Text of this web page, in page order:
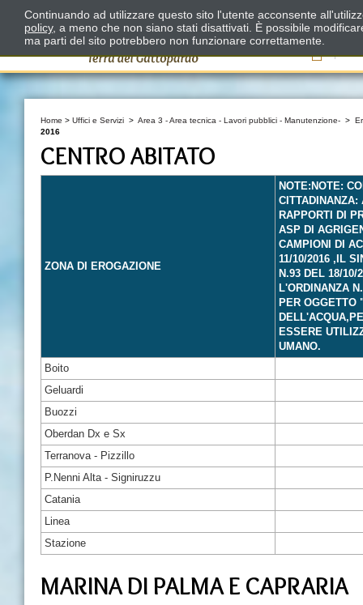
Il
Home > Uffici e Servizi > Area 3 - Area tecnica - Lavori pubblici - Manutenzione- >
2016
CENTRO ABITATO
ZONA DI EROGAZIONE
NOTE:NOTE:
RAPPORTI DI
ASP DI
CAMPIONI DI
11/10/2016 ,IL
N.93 DEL 18/10/
L'ORDINANZA
PER OGGETTO
ESSERE
UMANO.
Boito
Geluardi
Buozzi
Oberdan Dx e Sx
Terranova - Pizzillo
P.Nenni Alta - Signiruzzu
Catania
Linea
Stazione
MARINA DI PALMA E CAPRARIA
Continuando ad utilizzare questo sito l'utente acconsente
policy, a meno che non siano stati disattivati. È possibile
ma parti del sito potrebbero non funzionare correttamente.